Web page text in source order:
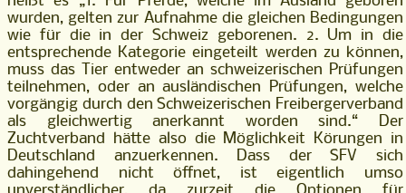
wurden, gelten zur Aufnahme die gleichen Bedingungen
wie für die in der Schweiz geborenen. 2. Um in die
entsprechende Kategorie eingeteilt werden zu können,
muss das Tier entweder an schweizerischen Prüfungen
teilnehmen, oder an ausländischen Prüfungen, welche
vorgängig durch den Schweizerischen Freibergerverband
als gleichwertig anerkannt worden sind.“ Der
Zuchtverband hätte also die Möglichkeit Körungen in
Deutschland anzuerkennen. Dass der SFV sich
dahingehend nicht öffnet, ist eigentlich umso